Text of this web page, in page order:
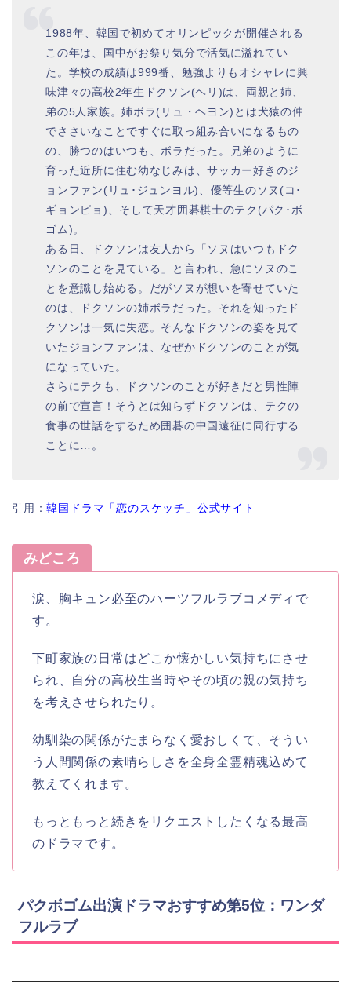
1988年、韓国で初めてオリンピックが開催される
この年は、国中がお祭り気分で活気に溢れてい
た。学校の成績は999番、勉強よりもオシャレに興
味津々の高校2年生ドクソン(ヘリ)は、両親と姉、
弟の5人家族。姉ボラ(リュ・ヘヨン)とは犬猿の仲
でささいなことですぐに取っ組み合いになるもの
の、勝つのはいつも、ボラだった。兄弟のように
育った近所に住む幼なじみは、サッカー好きのジ
ョンファン(リュ･ジュンヨル)、優等生のソヌ(コ･
ギョンピョ)、そして天才囲碁棋士のテク(パク･ボ
ゴム)。
ある日、ドクソンは友人から「ソヌはいつもドク
ソンのことを見ている」と言われ、急にソヌのこ
とを意識し始める。だがソヌが想いを寄せていた
のは、ドクソンの姉ボラだった。それを知ったド
クソンは一気に失恋。そんなドクソンの姿を見て
いたジョンファンは、なぜかドクソンのことが気
になっていた。
さらにテクも、ドクソンのことが好きだと男性陣
の前で宣言！そうとは知らずドクソンは、テクの
食事の世話をするため囲碁の中国遠征に同行する
ことに…。
引用：韓国ドラマ「恋のスケッチ」公式サイト
みどころ
涙、胸キュン必至のハーツフルラブコメディで
す。
下町家族の日常はどこか懐かしい気持ちにさせ
られ、自分の高校生当時やその頃の親の気持ち
を考えさせられたり。
幼馴染の関係がたまらなく愛おしくて、そうい
う人間関係の素晴らしさを全身全霊精魂込めて
教えてくれます。
もっともっと続きをリクエストしたくなる最高
のドラマです。
パクボゴム出演ドラマおすすめ第5位：ワンダ
フルラブ